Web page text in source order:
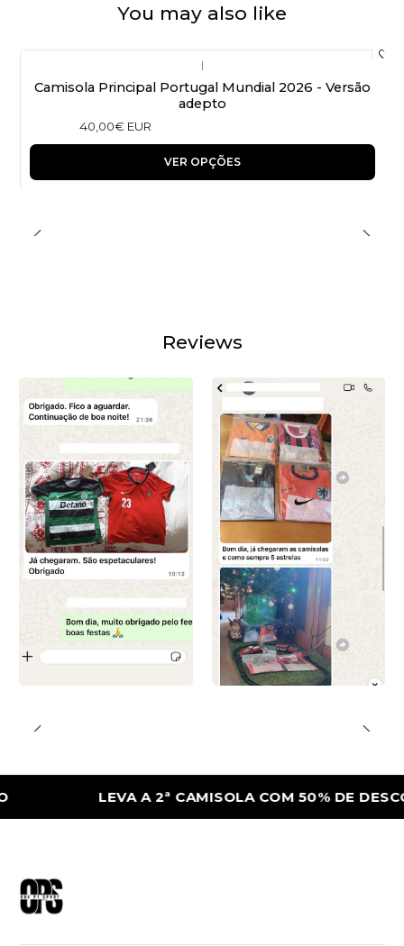
You may also like
|
Camisola Principal Portugal Mundial 2026 - Versão
adepto
40,00€ EUR
VER OPÇÕES
Reviews
LEVA A 2ª CAMISOLA COM 50% DE DESCONTO